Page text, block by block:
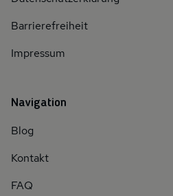
Barrierefreiheit
Impressum
Navigation
Blog
Kontakt
FAQ